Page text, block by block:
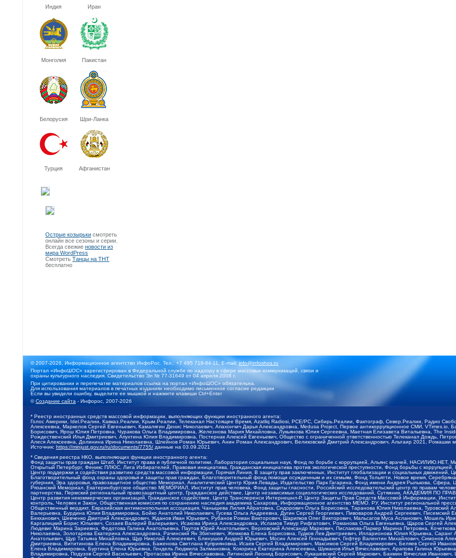
Индия Иран
Монголия Пакистан
Белорусия Шри-Ланка
Турция Афганистан
Острые козырьки смотреть
онлайн все сезоны и серии.
Всегда свежие новости из
мира WordPress
Смотреть Танцы на ТНТ
бесплатно
© 2007-2026, Информационное агентство ИнфоРос. Тел.: +7 495 718-84-11, E-mail:info@infoshos.ru
Портал «ИнфоШОС» зарегистрирован в Федеральной службе по надзору в сфере массовых коммуникаций, связи и
охраны культурного наследия. Свидетельство Эл № 77-31649 от 04 апреля 2008 г.
При цитировании и перепечатке материалов ссылка на портал «ИнфоШОС» обязательна.
Для использования материалов в печатных изданиях необходимо письменное согласие редакции
Если вы увидели ошибку, выделите ее мышкой и нажмите клавиши Ctrl+Enter
©Создание сайта - Инфорос, 2007-2026
* Реестр иностранных средств массовой информации, выполняющих функции иностранного агента:
Голос Америки, Idel.Реалии, Кавказ.Реалии, Крым.Реалии, Телеканал Настоящее Время, Azatliq Radiosi, PCE/PC, Сибирь.Реалии, Фактограф, Север.Реалии, Радио
Алексеевна, Маркелов Сергей Евгеньевич, Камалягин Денис Николаевич, Апахончич Дарья Александровна, Medusa Project, Первое антикоррупционное СМИ,
Борисович, Ярош Юлия Петровна, Чуракова Ольга Владимировна, Железнова Мария Михайловна, Лукьянова Юлия Сергеевна, Маетная Елизавета Витальевна, The
Рождественский Илья Дмитриевич, Апухтина Юлия Владимировна, Постернак Алексей Евгеньевич, Общество с ограниченной ответственностью Телеканал Дождь,
Алеся Алексеевна, Долинина Ирина Николаевна, Шлейнов Роман Юрьевич, Анин Роман Александрович, Великовский Дмитрий Александрович, Альтаир 2021, Ромашки
Источник: https://minjust.gov.ru/ru/documents/7755/ данные на 03.09.2021
* Сведения реестра НКО, выполняющих функции иностранного агента:
Фонд защиты прав граждан Штаб, Институт права и публичной политики, Лаборатория социальных наук, Фонд по борьбе с коррупцией, Альянс врачей,
Открытый Петербург, Феникс ПЛЮС, Лига Избирателей, Правовая инициатива, Гражданская инициатива против экологической преступности, Фонд борьбы с
Центр поддержки и содействия развитию средств массовой информации, Горячая Линия, В защиту прав заключенных, Институт глобализации и социальных
Благотворительный фонд охраны здоровья и защиты прав граждан, Благотворительный фонд помощи осужденным и их семьям, Фонд Тольятти, Новое время,
губерния, Эра здоровья, правозащитное общество Мемориал, Аналитический Центр Юрия Левады, Издательство Парк Гагарина, Фонд имени Андрея Рылькова,
Рязанский Мемориал, Екатеринбургское общество МЕМОРИАЛ, Институт прав человека, Фонд защиты гласности, Российский исследовательский центр по правам
партнерства, Пермский региональный правозащитный центр, Гражданское действие, Центр независимых социологических исследований, Сутяжник, АКАДЕМИЯ ПО
Центр развития некоммерческих организаций, Гражданское содействие, Центр Трансперенси Интернешнл-Р, Центр Защиты Прав Средств Массовой Информации,
контроль, Человек и Закон, Общественная комиссия по сохранению наследия академика Сахарова, Информационное агентство МЕМО. РУ, Институт региональной
Общественный вердикт, Евразийская антимонопольная ассоциация, Чанышева Лилия Айратовна, Сидорович Ольга Борисовна, Таранова Юлия Николаевна, Туровский
Валерьевна, Бурдина Юлия Владимировна, Бойко Анатолий Николаевич, Гусева Ольга Андреевна, Дугин Сергей Георгиевич, Пивоваров Андрей Сергеевич, Писемский
Бекханович, Шевченко Дмитрий Александрович, Жданов Иван Юрьевич, Рубанов Роман Викторович, Шарипков Олег Викторович, Мальсагов Муса Асланович, Мошель
Каргалицкий Борис Юльевич, Созаев Валерий Валерьевич, Исакова Ирина Александровна, Исламов Тимур Рифгатович, Романова Ольга Евгеньевна, Щаров Сергей
Людевиг Марина Зариевна, Федотова Галина Анатольевна, Паутов Юрий Анатольевич, Верховский Александр Маркович, Пислакова-Паркер Марина Петровна,
Николаевна, Золотарева Екатерина Александровна, Рачинский Ян Збигневич, Жемкова Елена Борисовна, Гудков Лев Дмитриевич, Илларионова Юлия Юрьевна,
Анатольевич, Щур Татьяна Михайловна, Щур Николай Алексеевич, Блинушов Андрей Юрьевич, Мосин Алексей Геннадьевич, Гефтер Валентин Михайлович, Симонов
Дмитриевна, Вититинова Елена Владимировна, Баженова Светлана Куприяновна, Исаев Сергей Владимирович, Максимов Сергей Владимирович, Беляев Сергей
Елена Владимировна, Буртина Елена Юрьевна, Гендель Людмила Залмановна, Кокорина Екатерина Алексеевна, Шуманов Илья Вячеславович, Арапова Галина
Владимировна, Подузов Сергей Васильевич, Протасова Ирина Вячеславовна, Литинский Леонид Борисович, Лукашевский Сергей Маркович, Бахмин Вячеслав